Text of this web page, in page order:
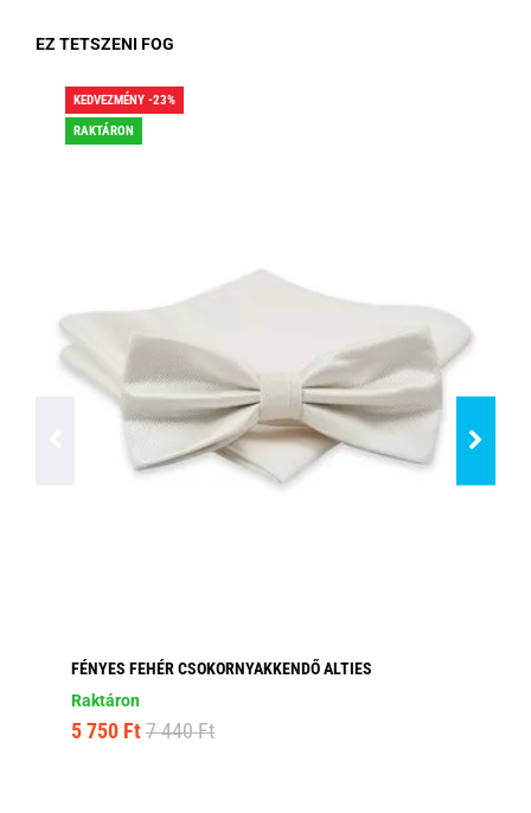
EZ TETSZENI FOG
KEDVEZMÉNY -23%
RAKTÁRON
FÉNYES FEHÉR CSOKORNYAKKENDŐ ALTIES
Raktáron
5 750 Ft 7 440 Ft